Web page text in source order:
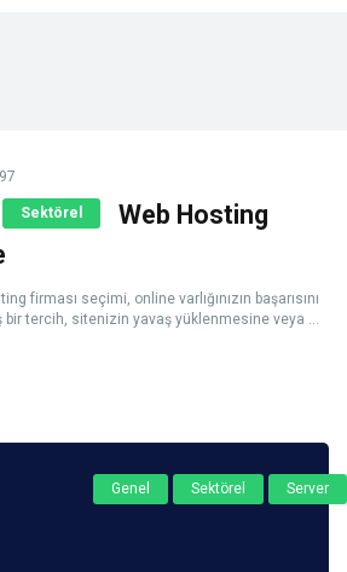
Sektörel
Web Hosting
firması seçimi, online varlığınızın başarısını
bir tercih, sitenizin yavaş yüklenmesine veya ...
Genel Sektörel Server